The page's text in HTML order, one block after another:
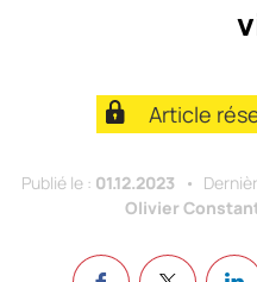
Article
Publié le : 01.12.2023
Olivier